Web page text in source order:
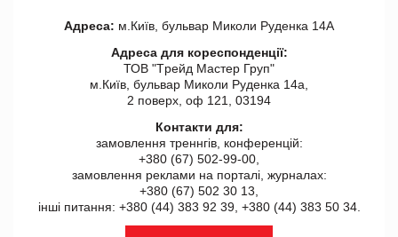
Адреса: м.Київ, бульвар Миколи Руденка 14А
Адреса для кореспонденції:
ТОВ "Tрейд Мастер Груп"
м.Київ, бульвар Миколи Руденка 14а,
2 поверх, оф 121, 03194
Контакти для:
замовлення треннгів, конференцій:
+380 (67) 502-99-00,
замовлення реклами на порталі, журналах:
+380 (67) 502 30 13,
інші питання: +380 (44) 383 92 39, +380 (44) 383 50 34.